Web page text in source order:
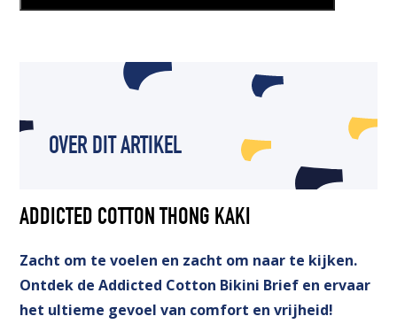
OVER DIT ARTIKEL
ADDICTED COTTON THONG KAKI
Zacht om te voelen en zacht om naar te kijken.
Ontdek de Addicted Cotton Bikini Brief en ervaar
het ultieme gevoel van comfort en vrijheid!